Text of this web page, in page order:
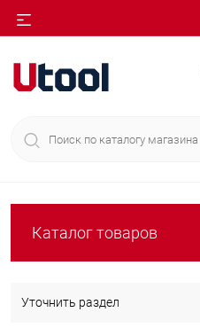
Каталог товаров
Уточнить раздел